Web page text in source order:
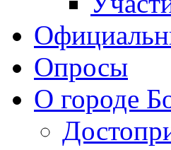
Опросы
О городе